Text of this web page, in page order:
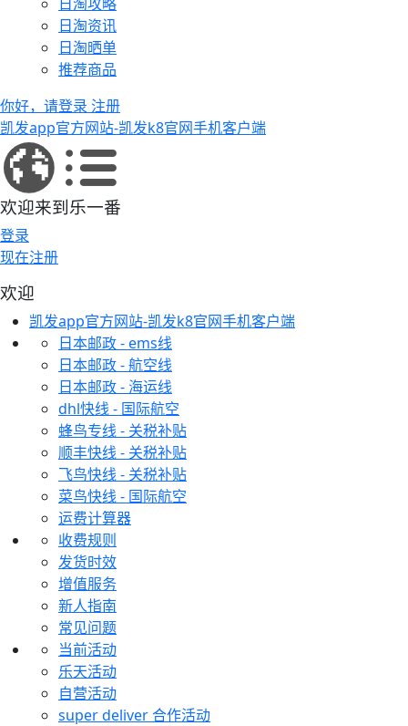
日淘资讯
日淘晒单
推荐商品
你好，请登录 注册
凯发app官方网站-凯发k8官网手机客户端
欢迎来到乐一番
登录
现在注册
欢迎
凯发app官方网站-凯发k8官网手机客户端
日本邮政 - ems线
日本邮政 - 航空线
日本邮政 - 海运线
dhl快线 - 国际航空
蜂鸟专线 - 关税补贴
顺丰快线 - 关税补贴
飞鸟快线 - 关税补贴
菜鸟快线 - 国际航空
运费计算器
收费规则
发货时效
增值服务
新人指南
常见问题
当前活动
乐天活动
自营活动
super deliver 合作活动